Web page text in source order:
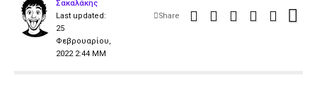
Last updated:
25
Φεβρουαρίου,
2022 2:44 ΜΜ
Σακαλάκης
Share